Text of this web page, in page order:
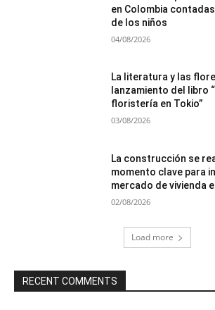
en Colombia
de los niños
04/08/2026
La literatura y las
lanzamiento del libro
floristería en Tokio”
03/08/2026
La construcción se
momento clave para
mercado de vivienda
02/08/2026
Load more
RECENT COMMENTS